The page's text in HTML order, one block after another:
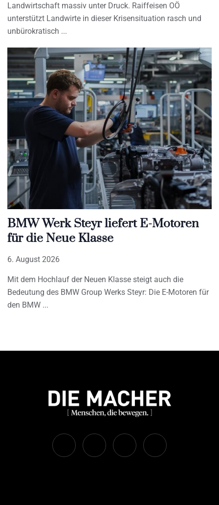
Landwirtschaft massiv unter Druck. Raiffeisen OÖ
unterstützt Landwirte in dieser Krisensituation rasch und
unbürokratisch
BMW Werk Steyr liefert E-Motoren
für die Neue Klasse
6. August 2026
Mit dem Hochlauf der Neuen Klasse steigt auch die
Bedeutung des BMW Group Werks Steyr: Die E-Motoren für
den BMW